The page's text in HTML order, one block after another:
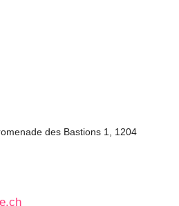
des Bastions 1, 1204